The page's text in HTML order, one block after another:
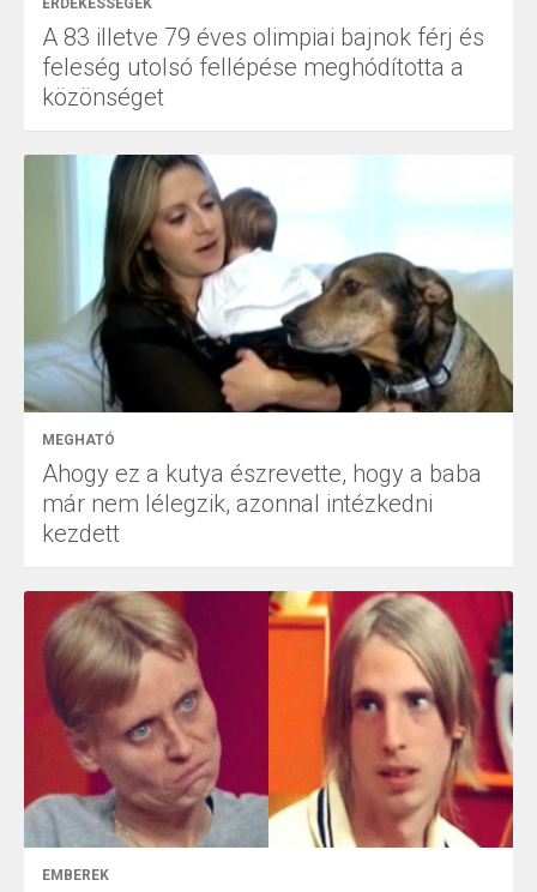
ÉRDEKESSÉGEK
A 83 illetve 79 éves olimpiai bajnok férj és
feleség utolsó fellépése meghódította a
közönséget
MEGHATÓ
Ahogy ez a kutya észrevette, hogy a baba
már nem lélegzik, azonnal intézkedni
kezdett
EMBEREK